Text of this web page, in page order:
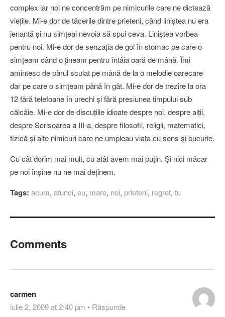
complex iar noi ne concentrăm pe nimicurile care ne dictează
vieţile. Mi-e dor de tăcerile dintre prieteni, când liniştea nu era
jenantă şi nu simţeai nevoia să spui ceva. Liniştea vorbea
pentru noi. Mi-e dor de senzaţia de gol în stomac pe care o
simţeam când o ţineam pentru întâia oară de mână. Îmi
amintesc de părul sculat pe mână de la o melodie oarecare
dar pe care o simţeam până în gât. Mi-e dor de trezire la ora
12 fără telefoane în urechi şi fără presiunea timpului sub
călcâie. Mi-e dor de discuţiile idioate despre noi, despre alţii,
despre Scrisoarea a III-a, despre filosofii, religii, matematici,
fizică şi alte nimicuri care ne umpleau viaţa cu sens şi bucurie.
Cu cât dorim mai mult, cu atât avem mai puţin. Şi nici măcar
pe noi înşine nu ne mai deţinem.
Tags: acum, atunci, eu, mare, noi, prieteni, regret, tu
Comments
carmen
iulie 2, 2009 at 2:40 pm • Răspunde